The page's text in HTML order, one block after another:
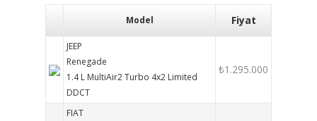
Model Fiyat
JEEP
Renegade
1.4 L MultiAir2 Turbo 4x2 Limited
DDCT
₺1.295.000
FIAT